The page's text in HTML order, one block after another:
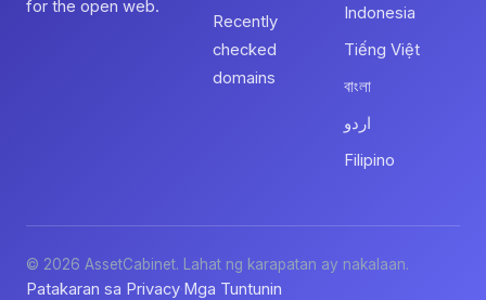
for the open web.
Recently
checked
domains
Indonesia
Tiếng Việt
বাংলা
اردو
Filipino
© 2026 AssetCabinet. Lahat ng karapatan ay nakalaan.
Patakaran sa Privacy·Mga Tuntunin